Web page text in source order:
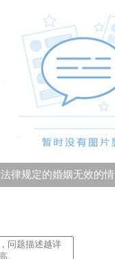
事、刑事、行政抗
主动采访和报道，
强、廉洁奉公、勤勉
不阿、法律知识渊博
抗拒各种权势！坚
域：擅长于：婚姻
纷，房屋拆迁纠纷，
肖像侵权纠纷，投资
件、法律顾问等等。
徐州市政府金山桥关
法律规定的婚姻无效的